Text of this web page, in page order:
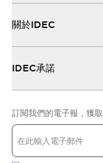
關於IDEC
IDEC承諾
訂閱我們的電子報，獲